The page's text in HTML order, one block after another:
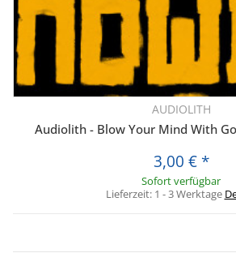
AUDIOLITH
Audiolith - Blow Your Mind With
3,00 € *
Sofort verfügbar
Lieferzeit: 1 - 3 Werktage